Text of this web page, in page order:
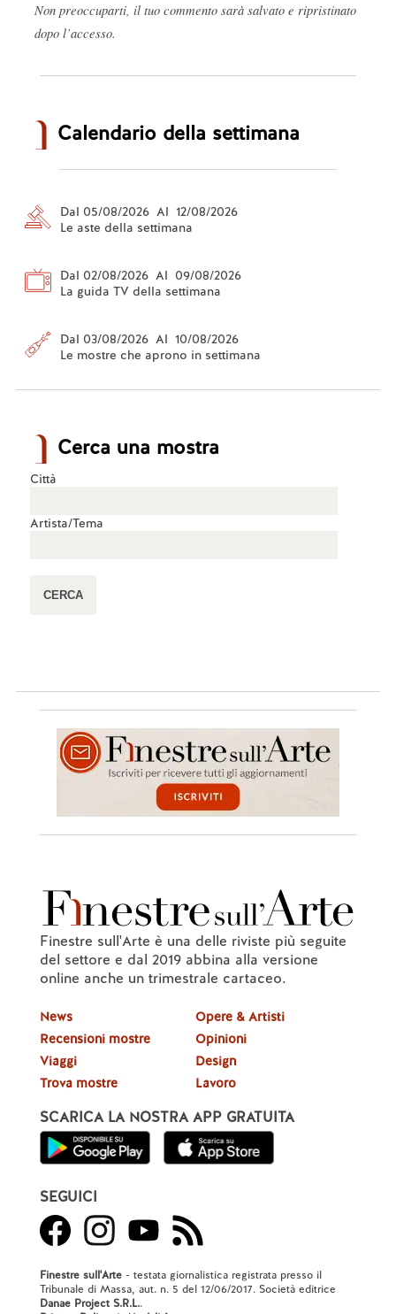
Non preoccuparti, il tuo commento sarà salvato e ripristinato
dopo l’accesso.
Calendario della settimana
Dal 05/08/2026 Al 12/08/2026
Le aste della settimana
Dal 02/08/2026 Al 09/08/2026
La guida TV della settimana
Dal 03/08/2026 Al 10/08/2026
Le mostre che aprono in settimana
Cerca una mostra
Città
Artista/Tema
Finestre sull'Arte è una delle riviste più seguite
del settore e dal 2019 abbina alla versione
online anche un trimestrale cartaceo.
News
Recensioni mostre
Viaggi
Trova mostre
Opere & Artisti
Opinioni
Design
Lavoro
SCARICA LA NOSTRA APP GRATUITA
SEGUICI
Finestre sull'Arte- testata giornalistica registrata presso il
Tribunale di Massa, aut. n. 5 del 12/06/2017. Società editrice
Danae Project S.R.L..